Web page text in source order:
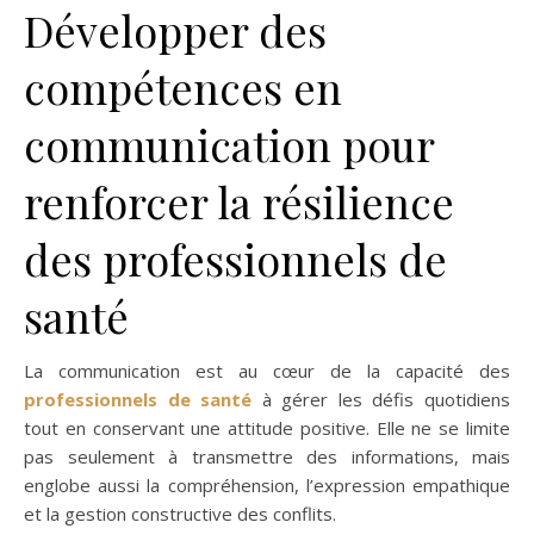
Développer des
compétences en
communication pour
renforcer la résilience
des professionnels de
santé
La communication est au cœur de la capacité des
professionnels de santé à gérer les défis quotidiens
tout en conservant une attitude positive. Elle ne se limite
pas seulement à transmettre des informations, mais
englobe aussi la compréhension, l’expression empathique
et la gestion constructive des conflits.